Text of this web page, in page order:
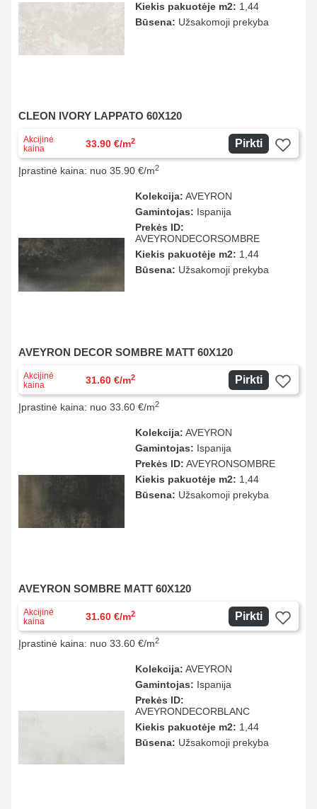
Kiekis pakuotėje m2: 1,44
Būsena: Užsakomoji prekyba
CLEON IVORY LAPPATO 60X120
Akcijinė
kaina
33.90 €/m2 Pirkti
Įprastinė kaina: nuo 35.90 €/m2
Kolekcija: AVEYRON
Gamintojas: Ispanija
Prekės ID:
AVEYRONDECORSOMBRE
Kiekis pakuotėje m2: 1,44
Būsena: Užsakomoji prekyba
AVEYRON DECOR SOMBRE MATT 60X120
Akcijinė
kaina
31.60 €/m2 Pirkti
Įprastinė kaina: nuo 33.60 €/m2
Kolekcija: AVEYRON
Gamintojas: Ispanija
Prekės ID: AVEYRONSOMBRE
Kiekis pakuotėje m2: 1,44
Būsena: Užsakomoji prekyba
AVEYRON SOMBRE MATT 60X120
Akcijinė
kaina
31.60 €/m2 Pirkti
Įprastinė kaina: nuo 33.60 €/m2
Kolekcija: AVEYRON
Gamintojas: Ispanija
Prekės ID:
AVEYRONDECORBLANC
Kiekis pakuotėje m2: 1,44
Būsena: Užsakomoji prekyba